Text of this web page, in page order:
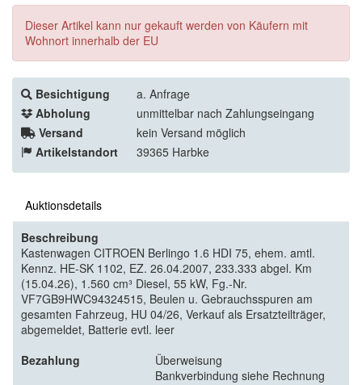
Dieser Artikel kann nur gekauft werden von Käufern mit
Wohnort innerhalb der EU
Besichtigung
a. Anfrage
Abholung
unmittelbar nach Zahlungseingang
Versand
kein Versand möglich
Artikelstandort
39365 Harbke
Auktionsdetails
Beschreibung
Kastenwagen CITROEN Berlingo 1.6 HDI 75, ehem. amtl.
Kennz. HE-SK 1102, EZ. 26.04.2007, 233.333 abgel. Km
(15.04.26), 1.560 cm³ Diesel, 55 kW, Fg.-Nr.
VF7GB9HWC94324515, Beulen u. Gebrauchsspuren am
gesamten Fahrzeug, HU 04/26, Verkauf als Ersatzteilträger,
abgemeldet, Batterie evtl. leer
Bezahlung
Überweisung
Bankverbindung siehe Rechnung